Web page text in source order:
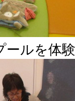
ールを体